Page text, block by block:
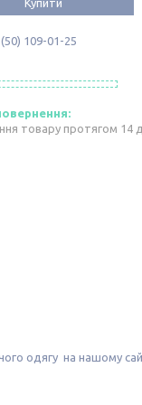
109-01-25
товару протягом 14
одягу на нашому